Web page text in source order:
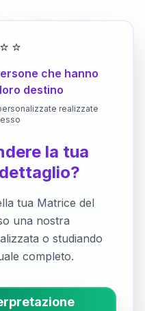
⭐ ⭐
che hanno
destino
realizzate
la tua
tua Matrice del
una nostra
o studiando
completo.